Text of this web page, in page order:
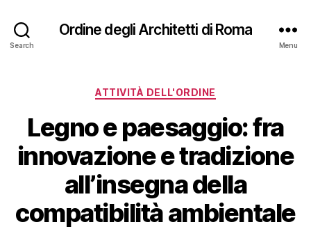
Search
Ordine degli Architetti di Roma
Menu
Categorie
ATTIVITÀ DELL'ORDINE
Legno e paesaggio: fra
innovazione e tradizione
all’insegna della
compatibilità ambientale